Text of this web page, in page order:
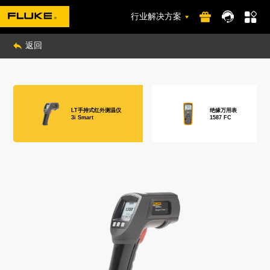
行业解决方案
返回
LT手持式红外测温仪
3i Smart
绝缘万用表
1587 FC